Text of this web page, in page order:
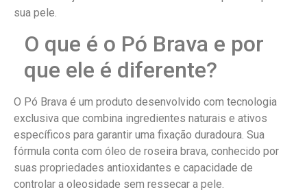
sua pele.
O que é o Pó Brava e por
que ele é diferente?
O Pó Brava é um produto desenvolvido com tecnologia
exclusiva que combina ingredientes naturais e ativos
específicos para garantir uma fixação duradoura. Sua
fórmula conta com óleo de roseira brava, conhecido por
suas propriedades antioxidantes e capacidade de
controlar a oleosidade sem ressecar a pele.